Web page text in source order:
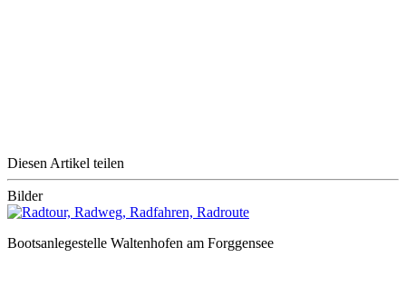
Diesen Artikel teilen
Bilder
Bootsanlegestelle Waltenhofen am Forggensee